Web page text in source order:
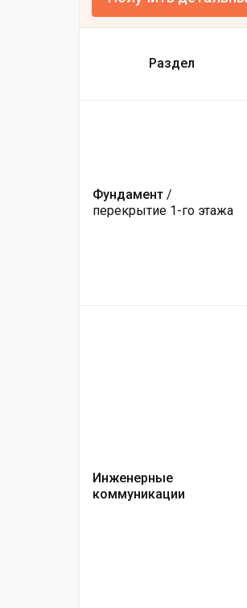
Раздел
Фундамент /
перекрытие 1-го этажа
Инженерные
коммуникации